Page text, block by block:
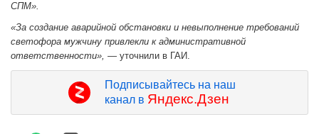
СПМ».
«За создание аварийной обстановки и невыполнение требований
светофора мужчину привлекли к административной
ответственности», — уточнили в ГАИ.
Подписывайтесь на наш
канал в Яндекс.Дзен